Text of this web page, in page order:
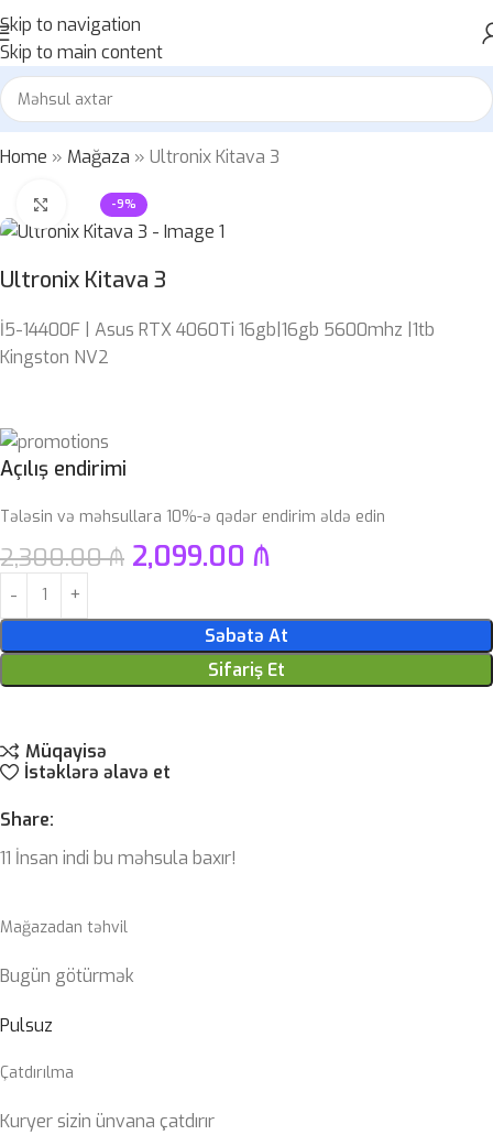
Skip to navigation
Skip to main content
Home » Mağaza » Ultronix Kitava 3
-9%
Böyütmək üçün klikləyin
Ultronix Kitava 3
İ5-14400F | Asus RTX 4060Ti 16gb|16gb 5600mhz |1tb
Kingston NV2
Açılış endirimi
Tələsin və məhsullara 10%-ə qədər endirim əldə edin
2,300.00₼ 2,099.00 ₼
Səbətə At
Sifariş Et
Müqayisə
İstəklərə əlavə et
Share:
11 İnsan indi bu məhsula baxır!
Mağazadan təhvil
Bugün götürmək
Pulsuz
Çatdırılma
Kuryer sizin ünvana çatdırır